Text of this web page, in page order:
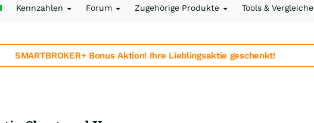
Kennzahlen Forum Zugehörige Produkte Tools & Vergleiche
SMARTBROKER+ Bonus Aktion! Ihre Lieblingsaktie geschenkt!